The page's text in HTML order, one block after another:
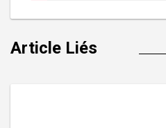
Article Liés